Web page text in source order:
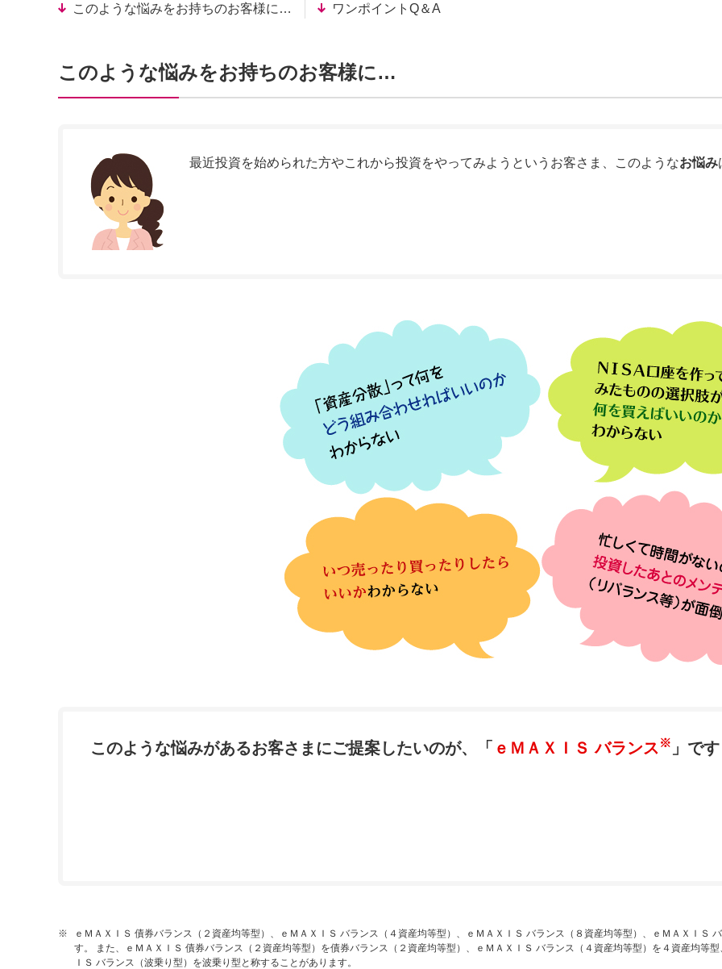
このような悩みをお持ちのお客様に… ワンポイントQ＆A
このような悩みをお持ちのお客様に…
最近投資を始められた方やこれから投資をやってみようというお客さま、このようなお悩み
このような悩みがあるお客さまにご提案したいのが、「 ｅＭＡＸＩＳ バランス※ 」で
※
ｅＭＡＸＩＳ 債券バランス（２資産均等型）、ｅＭＡＸＩＳ バランス（４資産均等型）、ｅＭＡＸＩＳ バランス（８資産均等型）、ｅＭＡＸＩＳ
す。 また、ｅＭＡＸＩＳ 債券バランス（２資産均等型）を債券バランス（２資産均等型）、ｅＭＡＸＩＳ バランス（４資産均等型）を４資産均等
ＩＳ バランス（波乗り型）を波乗り型と称することがあります。